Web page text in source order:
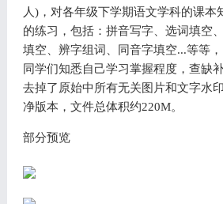
人)，对各年级下学期语文学科的课本
的练习，包括：拼音写字、选词填空
填空、辨字组词、同音字填空...等等
同学们知悉自己学习掌握程度，查缺
去掉了原始中所有无关图片和文字水
净版本，文件总体积约220M。
部分预览